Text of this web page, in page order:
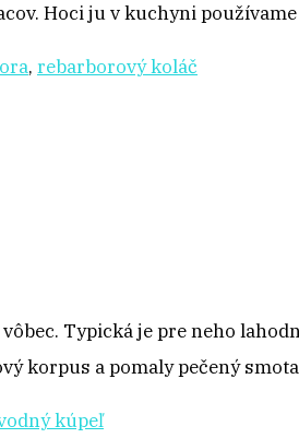
Hoci ju v kuchyni
, rebarborový koláč
Typická je pre neho
korpus a pomaly pečený
kúpeľ